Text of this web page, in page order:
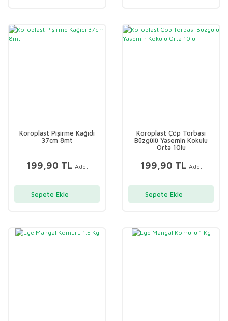
Koroplast Pişirme Kağıdı
37cm 8mt
199,90 TL Adet
Sepete Ekle
Koroplast Çöp Torbası
Büzgülü Yasemin Kokulu
Orta 10lu
199,90 TL Adet
Sepete Ekle